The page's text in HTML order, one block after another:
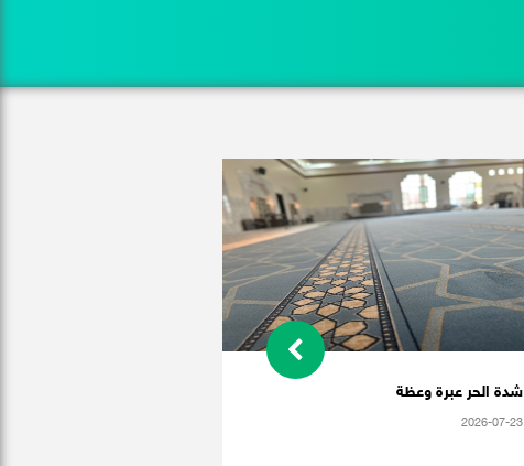
شدة الحر عبرة وعظة
2026-07-23